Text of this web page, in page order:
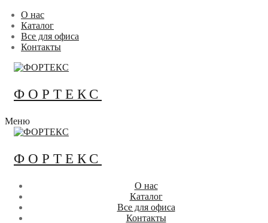
Перейти
содержимому
Меню
Закрыть
О нас
Каталог
Все для офиса
Контакты
ФОРТЕКС
Меню
ФОРТЕКС
О нас
Каталог
Все для офиса
Контакты